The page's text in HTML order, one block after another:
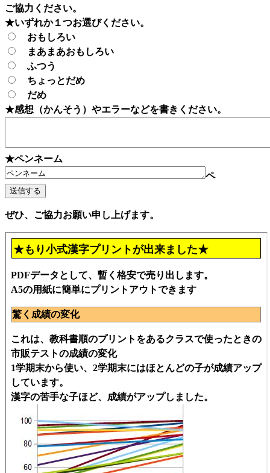
ご協力ください。
★いずれか１つお選びください。
おもしろい
まあまあおもしろい
ふつう
ちょっとだめ
だめ
★感想（かんそう）やエラーなどを書きください。
★ペンネーム
ペ
ぜひ、ご協力お願い申し上げます。